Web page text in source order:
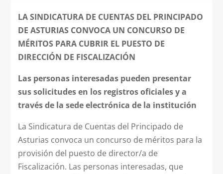
LA SINDICATURA DE CUENTAS DEL PRINCIPADO
DE ASTURIAS CONVOCA UN CONCURSO DE
MÉRITOS PARA CUBRIR EL PUESTO DE
DIRECCIÓN DE FISCALIZACIÓN
Las personas interesadas pueden presentar
sus solicitudes en los registros oficiales y a
través de la sede electrónica de la institución
La Sindicatura de Cuentas del Principado de
Asturias convoca un concurso de méritos para la
provisión del puesto de director/a de
Fiscalización. Las personas interesadas, que